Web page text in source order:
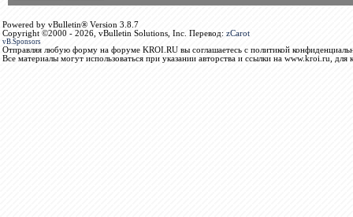
Powered by vBulletin® Version 3.8.7
Copyright ©2000 - 2026, vBulletin Solutions, Inc. Перевод: zCarot
vB.Sponsors
Отправляя любую форму на форуме KROI.RU вы соглашаетесь с политикой
Все материалы могут использоваться при указании авторства и ссылки на www.kroi.ru, для